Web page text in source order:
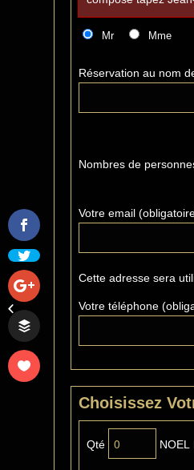
Mr Mme
Réservation au nom
Nombres de
Votre email
Cette adresse sera
Votre téléphone
Choisissez
Qté NOEL
La Lettre du Moulin
Septembre 2015 – lettre
mensuelle d’information
du Moulin...